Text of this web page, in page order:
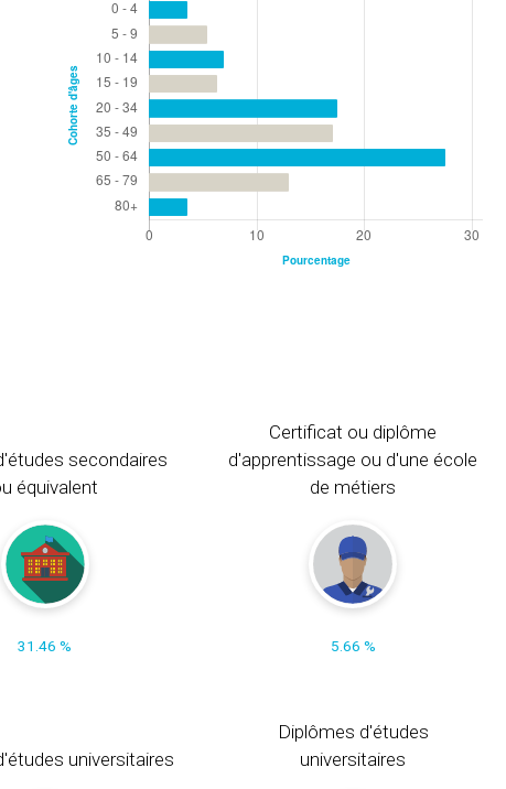
secondaires
équivalent
31.46 %
Certificat ou diplôme
d'apprentissage ou d'une école
de métiers
5.66 %
universitaires
Diplômes d'études
universitaires